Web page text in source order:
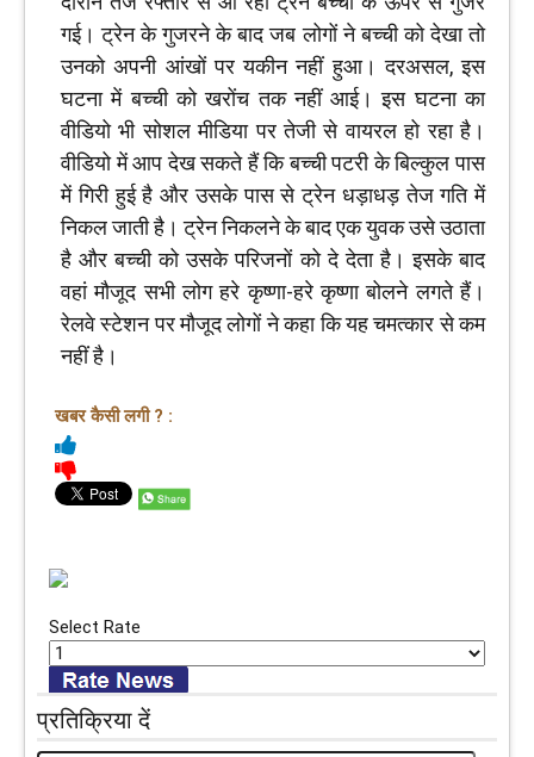
गई। ट्रेन के गुजरने के बाद जब लोगों ने बच्ची को देखा तो
उनको अपनी आंखों पर यकीन नहीं हुआ। दरअसल, इस
घटना में बच्ची को खरोंच तक नहीं आई। इस घटना का
वीडियो भी सोशल मीडिया पर तेजी से वायरल हो रहा है।
वीडियो में आप देख सकते हैं कि बच्ची पटरी के बिल्कुल पास
में गिरी हुई है और उसके पास से ट्रेन धड़ाधड़ तेज गति में
निकल जाती है। ट्रेन निकलने के बाद एक युवक उसे उठाता
है और बच्ची को उसके परिजनों को दे देता है। इसके बाद
वहां मौजूद सभी लोग हरे कृष्णा-हरे कृष्णा बोलने लगते हैं।
रेलवे स्टेशन पर मौजूद लोगों ने कहा कि यह चमत्कार से कम
नहीं है।
खबर कैसी लगी ? :
Select Rate
प्रतिक्रिया दें